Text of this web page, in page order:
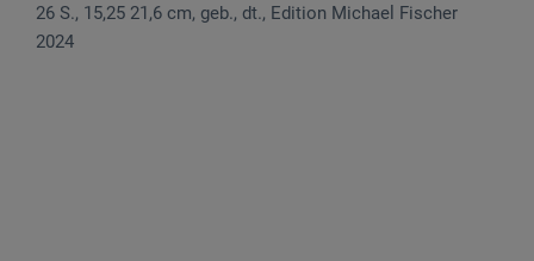
26 S., 15,25 21,6 cm, geb., dt., Edition Michael Fischer
2024